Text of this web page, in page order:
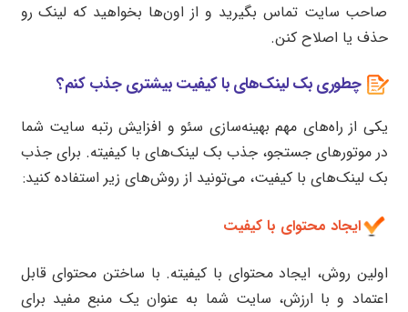
صاحب سایت تماس بگیرید و از اون‌ها بخواهید که لینک رو
حذف یا اصلاح کنن.
چطوری بک لینک‌های با کیفیت بیشتری جذب کنم؟
یکی از راه‌های مهم بهینه‌سازی سئو و افزایش رتبه سایت شما
در موتورهای جستجو، جذب بک لینک‌های با کیفیته. برای جذب
بک لینک‌های با کیفیت، می‌تونید از روش‌های زیر استفاده کنید:
ایجاد محتوای با کیفیت
اولین روش، ایجاد محتوای با کیفیته. با ساختن محتوای قابل
اعتماد و با ارزش، سایت شما به عنوان یک منبع مفید برای